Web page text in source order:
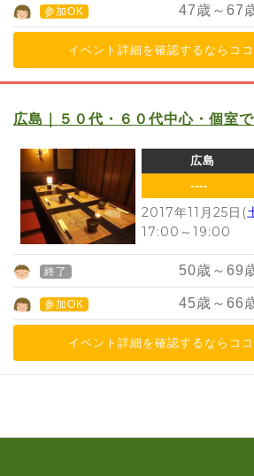
参加OK 47歳～67
イベント詳細を確認するならコ
広島｜５０代・６０代中心・個室で
広島
----
2017年11月25日(
17:00 ～ 19:00
終了 50歳～69
参加OK 45歳～66
イベント詳細を確認するならコ